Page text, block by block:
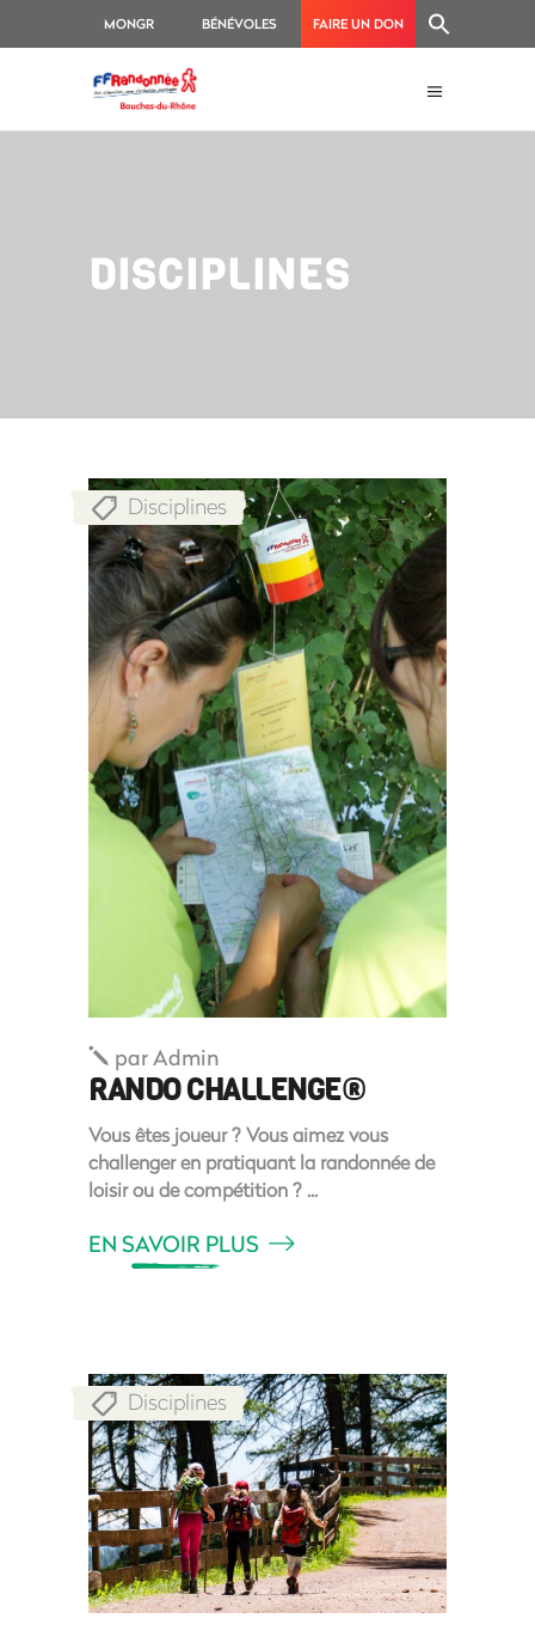
MONGR BÉNÉVOLES FAIRE UN DON
DISCIPLINES
Disciplines
parAdmin
RANDO CHALLENGE®
Vous êtes joueur ? Vous aimez vous
challenger en pratiquant la randonnée de
loisir ou de compétition ?
EN SAVOIR PLUS
Disciplines